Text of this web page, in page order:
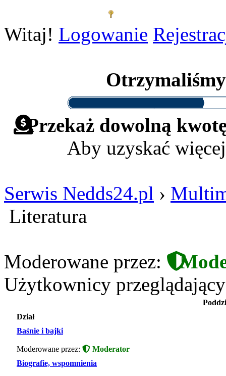
Witaj! Logowanie
Przekaż dowolną
Aby uzyskać
Serwis Nedds24.pl ›
Literatura
Moderowane przez:
Użytkownicy
Dział
Baśnie i bajki
Moderowane przez:
Moderator
Biografie, wspomnienia